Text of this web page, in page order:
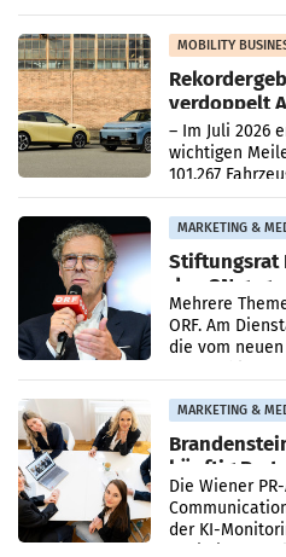
MOBILITY
verdoppelt
– Im Juli 2026
wichtigen
101.267
Ergebnis
verdoppelte
MARKETING &
Stiftungsrat
den SN
Mehrere
ORF. Am
die vom neuen
MARKETING &
künftig
Die Wiener
der KI-